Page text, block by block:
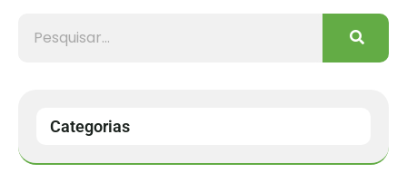
Categorias